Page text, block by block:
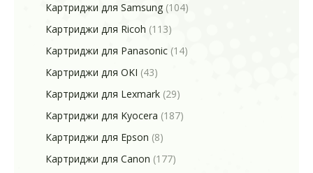
Картриджи для Samsung (104)
Картриджи для Ricoh (113)
Картриджи для Panasonic (14)
Картриджи для OKI (43)
Картриджи для Lexmark (29)
Картриджи для Kyocera (187)
Картриджи для Epson (8)
Картриджи для Canon (177)